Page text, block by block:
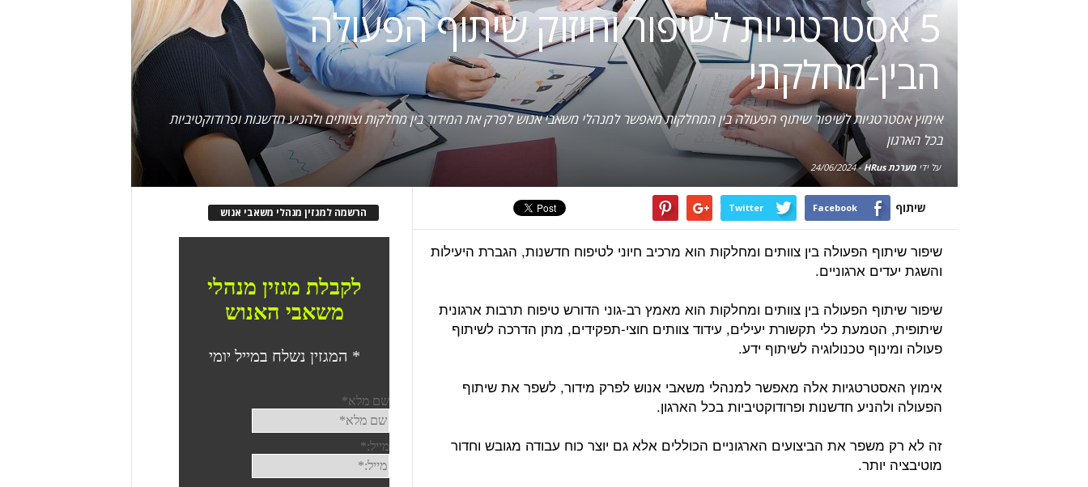
5 אסטרטגיות לשיפור וחיזוק שיתוף הפעולה
הבין-מחלקתי
אימוץ אסטרטגיות לשיפור שיתוף הפעולה בין המחלקות מאפשר למנהלי משאבי אנוש לפרק את המידור בין מחלקות וצוותים ולהניע חדשנות ופרודוקטיביות
בכל הארגון
על ידימערכת HRus -
24/06/2024
שיתוף Facebook
Twitter
שיפור שיתוף הפעולה בין צוותים ומחלקות הוא מרכיב חיוני לטיפוח חדשנות, הגברת היעילות
והשגת יעדים ארגוניים.
שיפור שיתוף הפעולה בין צוותים ומחלקות הוא מאמץ רב-גוני הדורש טיפוח תרבות ארגונית
שיתופית, הטמעת כלי תקשורת יעילים, עידוד צוותים חוצי-תפקידים, מתן הדרכה לשיתוף
פעולה ומינוף טכנולוגיה לשיתוף ידע.
אימוץ האסטרטגיות אלה מאפשר למנהלי משאבי אנוש לפרק מידור, לשפר את שיתוף
הפעולה ולהניע חדשנות ופרודוקטיביות בכל הארגון.
זה לא רק משפר את הביצועים הארגוניים הכוללים אלא גם יוצר כוח עבודה מגובש וחדור
מוטיבציה יותר.
הרשמה למגזין מנהלי משאבי אנוש